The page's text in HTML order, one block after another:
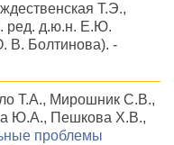
Т.Э.,
ред. д.ю.н. Е.Ю.
В. Болтинова). -
Т.А., Мирошник С.В.,
Ю.А., Пешкова Х.В.,
проблемы